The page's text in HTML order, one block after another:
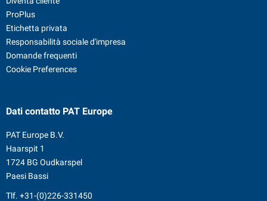
ProPlus
Etichetta privata
Responsabilità sociale d'impresa
Domande frequenti
Cookie Preferences
Dati contatto PAT Europe
PAT Europe B.V.
Haarspit 1
1724 BG Oudkarspel
Paesi Bassi
Tlf. +31-(0)226-331450